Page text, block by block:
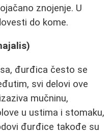
znojenje. U
do kome.
đurđica često se
svi delovi ove
mučninu,
u ustima i stomaku,
đurđice takođe su